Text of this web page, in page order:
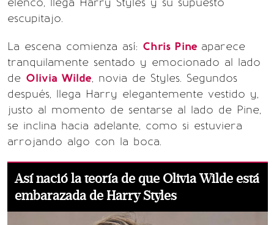
escupitajo.
La escena comienza así: Chris Pine aparece
tranquilamente sentado y emocionado al lado
de Olivia Wilde, novia de Styles. Segundos
después, llega Harry elegantemente vestido y,
justo al momento de sentarse al lado de Pine,
se inclina hacia adelante, como si estuviera
arrojando algo con la boca.
Así nació la teoría de que Olivia Wilde está
embarazada de Harry Styles